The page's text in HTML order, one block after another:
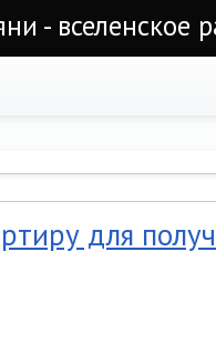
- вселенское
для